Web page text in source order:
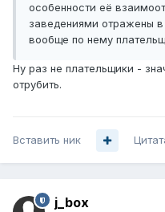
особенности её
заведениями отражены
вообще по нему
Ну раз не плательщики -
отрубить.
Вставить ник
j_box